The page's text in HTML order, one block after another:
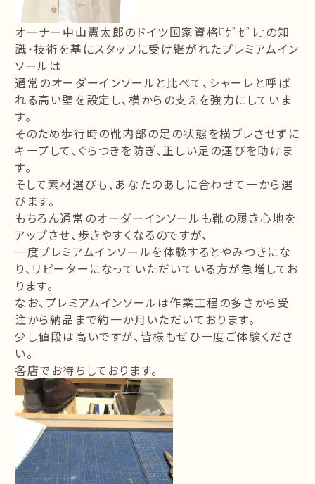
オーナー中山憲太郎のドイツ国家資格『ｹﾞｾﾞﾚ』の知
識・技術を基にスタッフに受け継がれたプレミアムイン
ソールは
通常のオーダーインソールと比べて、シャーレと呼ば
れる高い壁を設定し、横からの支えを強力にしていま
す。
そのため歩行時の靴内部の足の状態を横ブレさせずに
キープして、ぐらつきを防ぎ、正しい足の運びを助けま
す。
そして素材選びも、あなたのあしに合わせて一から選
びます。
もちろん通常のオーダーインソールも靴の履き心地を
アップさせ、歩きやすくなるのですが、
一度プレミアムインソールを体験するとやみつきにな
り、リピーターになっていただいている方が急増してお
ります。
なお、プレミアムインソールは作業工程の多さから受
注から納品まで約一か月いただいております。
少し値段は高いですが、皆様もぜひ一度ご体験くださ
い。
各店でお待ちしております。